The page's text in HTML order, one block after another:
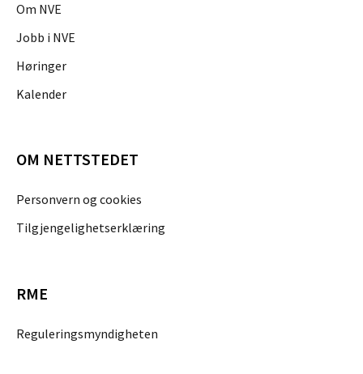
Om NVE
Jobb i NVE
Høringer
Kalender
OM NETTSTEDET
Personvern og cookies
Tilgjengelighetserklæring
RME
Reguleringsmyndigheten